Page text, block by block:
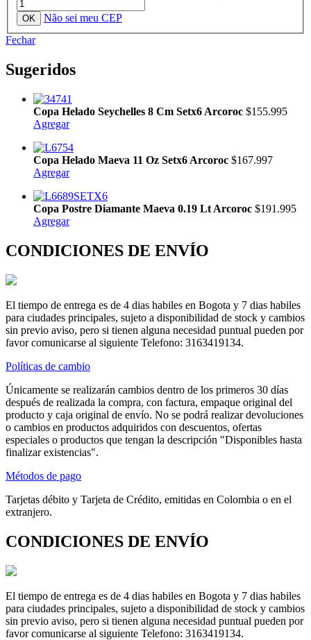
Não sei meu CEP
Fechar
Sugeridos
Copa Helado Seychelles 8 Cm Setx6 Arcoroc $155.995
Agregar
Copa Helado Maeva 11 Oz Setx6 Arcoroc $167.997
Agregar
Copa Postre Diamante Maeva 0.19 Lt Arcoroc $191.995
Agregar
CONDICIONES DE ENVÍO
El tiempo de entrega es de 4 dias habiles en Bogota y 7 dias habiles
para ciudades principales, sujeto a disponibilidad de stock y cambios
sin previo aviso, pero si tienen alguna necesidad puntual pueden por
favor comunicarse al siguiente Telefono: 3163419134.
Políticas de cambio
Únicamente se realizarán cambios dentro de los primeros 30 días
después de realizada la compra, con factura, empaque original del
producto y caja original de envío. No se podrá realizar devoluciones
o cambios en productos adquiridos con descuentos, ofertas
especiales o productos que tengan la descripción "Disponibles hasta
finalizar existencias".
Métodos de pago
Tarjetas débito y Tarjeta de Crédito, emitidas en Colombia o en el
extranjero.
CONDICIONES DE ENVÍO
El tiempo de entrega es de 4 dias habiles en Bogota y 7 dias habiles
para ciudades principales, sujeto a disponibilidad de stock y cambios
sin previo aviso, pero si tienen alguna necesidad puntual pueden por
favor comunicarse al siguiente Telefono: 3163419134.